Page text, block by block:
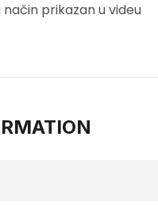
prikazan u videu